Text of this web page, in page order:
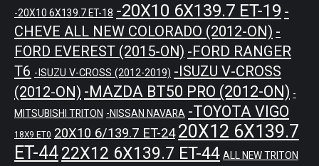
-20X10 6X139.7 ET-18 -20X10 6X139.7 ET-19 -
CHEVE ALL NEW COLORADO (2012-ON) -
FORD EVEREST (2015-ON) -FORD RANGER
T6 -ISUZU V-CROSS (2012-2019) -ISUZU V-CROSS
(2012-ON) -MAZDA BT50 PRO (2012-ON) -
MITSUBISHI TRITON -NISSAN NAVARA -TOYOTA VIGO
18X9 ET0 20X10 6/139.7 ET-24 20X12 6X139.7
ET-4422X12 6X139.7 ET-44 ALL NEW TRITON